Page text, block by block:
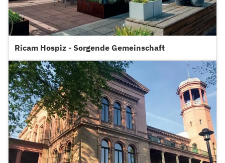
Ricam Hospiz - Sorgende Gemeinschaft